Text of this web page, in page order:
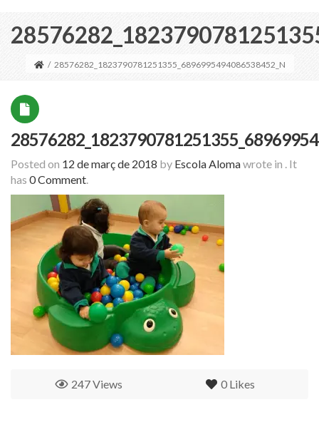
/ 28576282_1823790781251355_6896995494086538452_N
Posted on 12 de març de 2018 by Escola Alomawrote in . It
has 0 Comment.
0 Likes
247 Views